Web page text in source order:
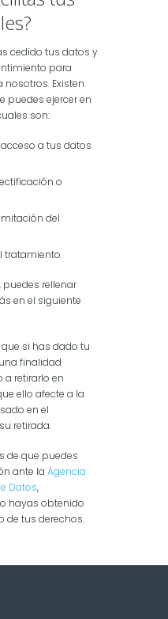
cedido tus datos y
para
nosotros. Existen
puedes ejercer en
son:
a tus datos
o
del
tratamiento.
puedes rellenar
en el siguiente
si has dado tu
finalidad
a retirarlo en
ello afecte a la
en el
retirada.
de que puedes
ante la Agencia
Datos,
hayas obtenido
de tus derechos.